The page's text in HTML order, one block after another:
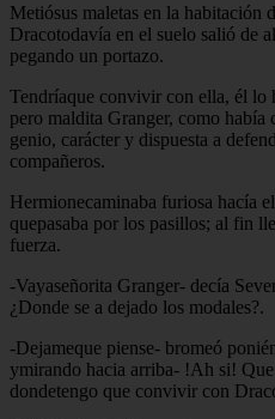
Metiósus maletas en la habitación
Dracotodavía en el suelo salió de
pegando un portazo.
Tendríaque convivir con ella, él lo
pero maldita Granger, como había
genio, carácter y dispuesta a
compañeros.
Hermionecaminaba furiosa hacía
quepasaba por los pasillos; al fin
fuerza.
-Vayaseñorita Granger- decía
¿Donde se a dejado los modales?.
-Dejameque piense- bromeó
ymirando hacia arriba- !Ah si!
dondetengo que convivir con